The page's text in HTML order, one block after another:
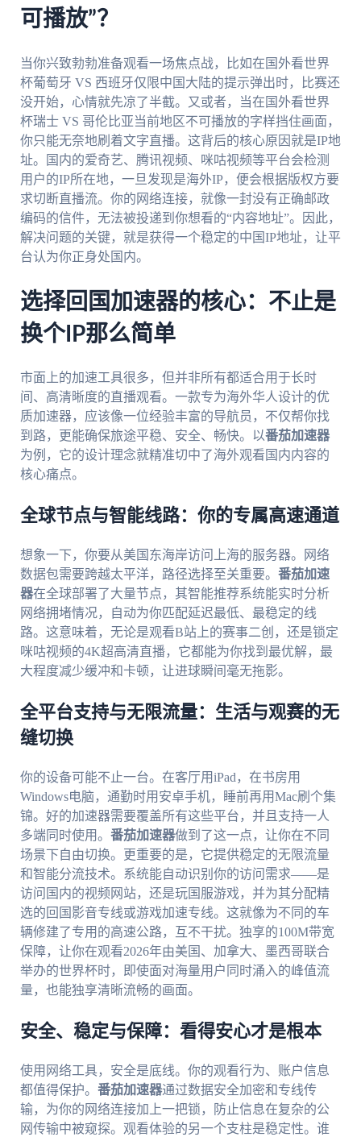
可播放”？
当你兴致勃勃准备观看一场焦点战，比如在国外看世界
杯葡萄牙 VS 西班牙仅限中国大陆的提示弹出时，比赛还
没开始，心情就先凉了半截。又或者，当在国外看世界
杯瑞士 VS 哥伦比亚当前地区不可播放的字样挡住画面，
你只能无奈地刷着文字直播。这背后的核心原因就是IP地
址。国内的爱奇艺、腾讯视频、咪咕视频等平台会检测
用户的IP所在地，一旦发现是海外IP，便会根据版权方要
求切断直播流。你的网络连接，就像一封没有正确邮政
编码的信件，无法被投递到你想看的“内容地址”。因此，
解决问题的关键，就是获得一个稳定的中国IP地址，让平
台认为你正身处国内。
选择回国加速器的核心：不止是
换个IP那么简单
市面上的加速工具很多，但并非所有都适合用于长时
间、高清晰度的直播观看。一款专为海外华人设计的优
质加速器，应该像一位经验丰富的导航员，不仅帮你找
到路，更能确保旅途平稳、安全、畅快。以番茄加速器
为例，它的设计理念就精准切中了海外观看国内内容的
核心痛点。
全球节点与智能线路：你的专属高速通道
想象一下，你要从美国东海岸访问上海的服务器。网络
数据包需要跨越太平洋，路径选择至关重要。 番茄加速
器在全球部署了大量节点，其智能推荐系统能实时分析
网络拥堵情况，自动为你匹配延迟最低、最稳定的线
路。这意味着，无论是观看B站上的赛事二创，还是锁定
咪咕视频的4K超高清直播，它都能为你找到最优解，最
大程度减少缓冲和卡顿，让进球瞬间毫无拖影。
全平台支持与无限流量：生活与观赛的无
缝切换
你的设备可能不止一台。在客厅用iPad，在书房用
Windows电脑，通勤时用安卓手机，睡前再用Mac刷个集
锦。好的加速器需要覆盖所有这些平台，并且支持一人
多端同时使用。 番茄加速器做到了这一点，让你在不同
场景下自由切换。更重要的是，它提供稳定的无限流量
和智能分流技术。系统能自动识别你的访问需求——是
访问国内的视频网站，还是玩国服游戏，并为其分配精
选的回国影音专线或游戏加速专线。这就像为不同的车
辆修建了专用的高速公路，互不干扰。独享的100M带宽
保障，让你在观看2026年由美国、加拿大、墨西哥联合
举办的世界杯时，即使面对海量用户同时涌入的峰值流
量，也能独享清晰流畅的画面。
安全、稳定与保障：看得安心才是根本
使用网络工具，安全是底线。你的观看行为、账户信息
都值得保护。 番茄加速器通过数据安全加密和专线传
输，为你的网络连接加上一把锁，防止信息在复杂的公
网传输中被窥探。观看体验的另一个支柱是稳定性。谁